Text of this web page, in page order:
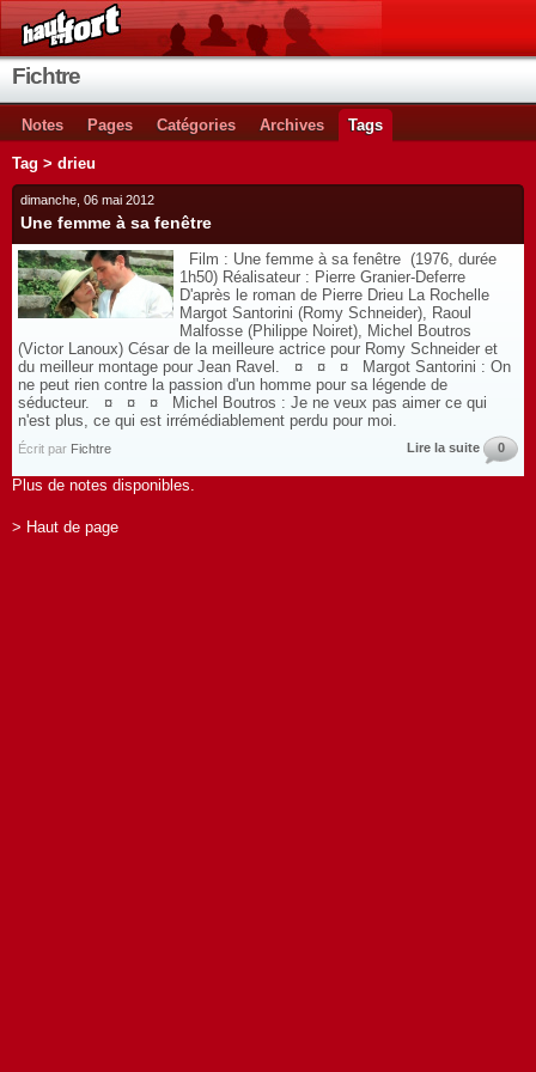
Fichtre
Notes Pages Catégories Archives Tags
Tag > drieu
dimanche, 06 mai 2012
Une femme à sa fenêtre
Film : Une femme à sa fenêtre (1976, durée
1h50) Réalisateur : Pierre Granier-Deferre
D'après le roman de Pierre Drieu La Rochelle
Margot Santorini (Romy Schneider), Raoul
Malfosse (Philippe Noiret), Michel Boutros
(Victor Lanoux) César de la meilleure actrice pour Romy Schneider et
du meilleur montage pour Jean Ravel. ¤ ¤ ¤ Margot Santorini : On
ne peut rien contre la passion d'un homme pour sa légende de
séducteur. ¤ ¤ ¤ Michel Boutros : Je ne veux pas aimer ce qui
n'est plus, ce qui est irrémédiablement perdu pour moi.
Écrit par Fichtre Lire la suite 0
Plus de notes disponibles.
> Haut de page